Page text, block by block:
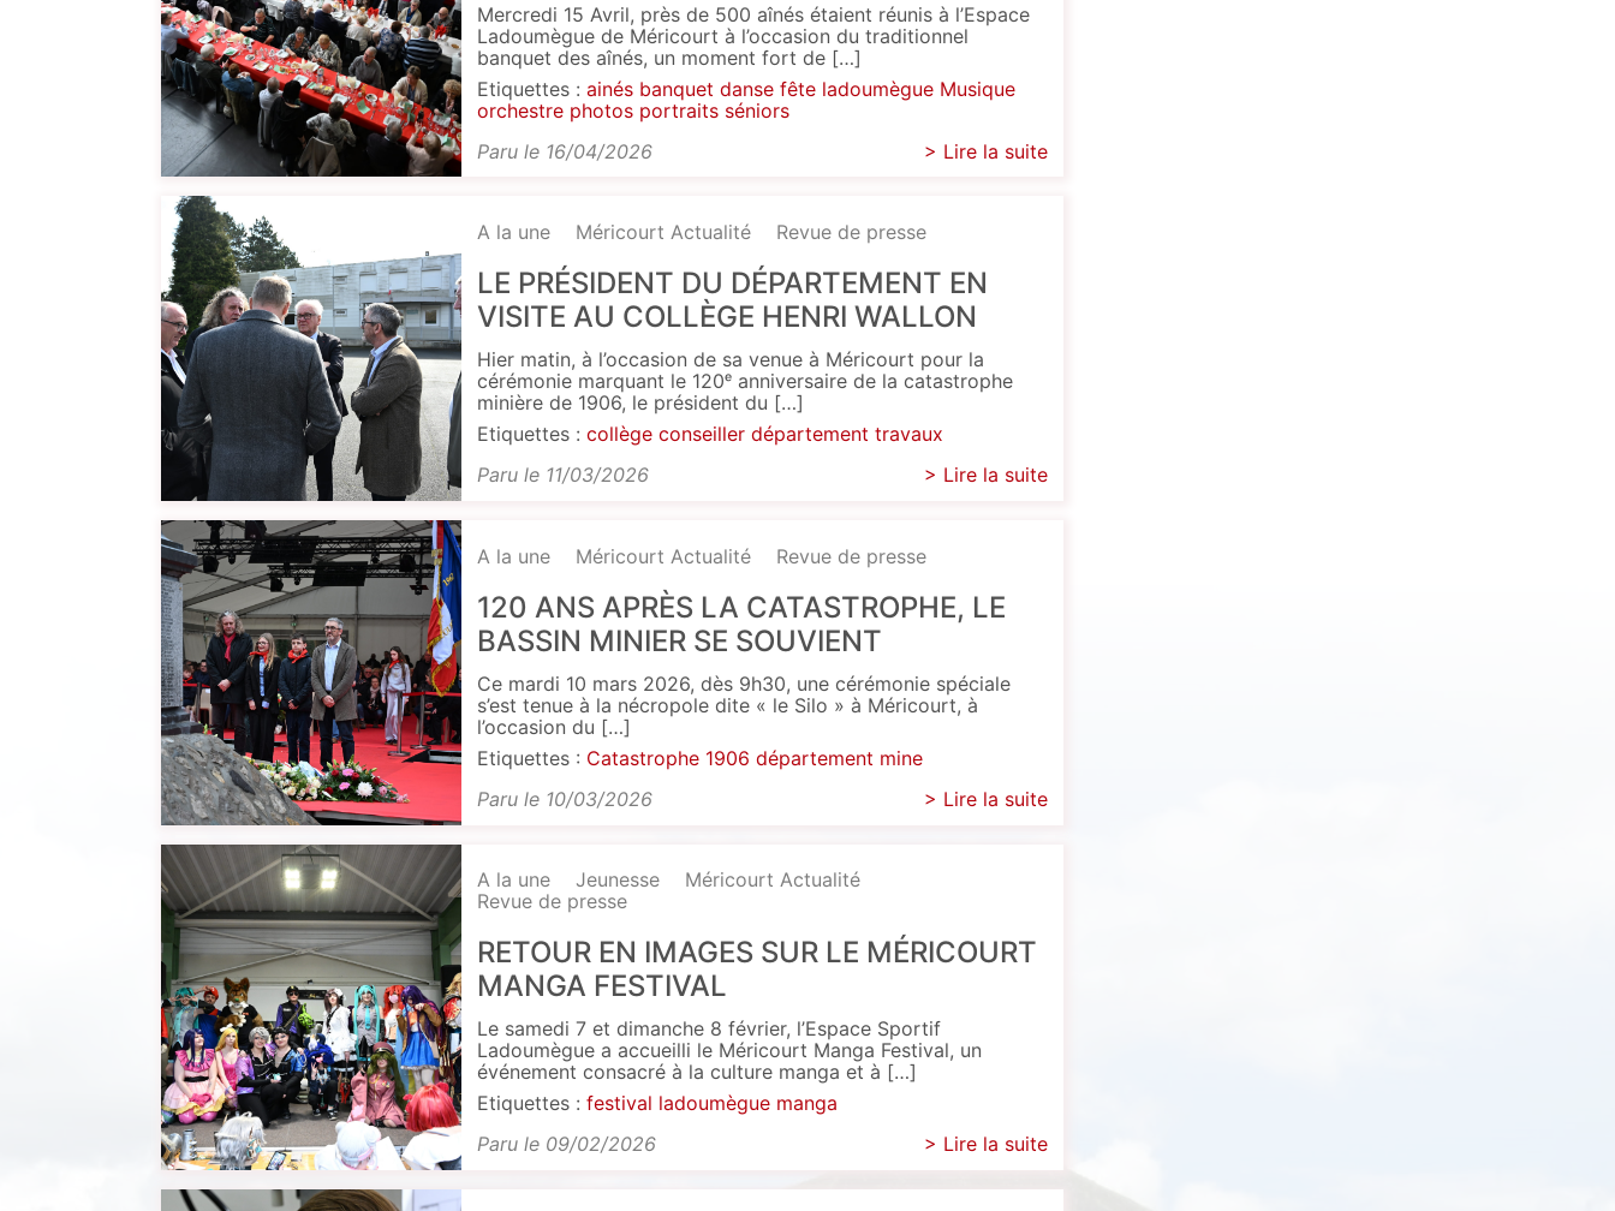
Mercredi 15 Avril, près de 500 aînés étaient réunis à l’Espace
Ladoumègue de Méricourt à l’occasion du traditionnel
banquet des aînés, un moment fort de […]
Etiquettes :ainés banquet danse fête ladoumègue Musique
orchestre photos portraits séniors
Paru le 16/04/2026
> Lire la suite
A la une Méricourt Actualité Revue de presse
LE PRÉSIDENT DU DÉPARTEMENT EN
VISITE AU COLLÈGE HENRI WALLON
Hier matin, à l’occasion de sa venue à Méricourt pour la
cérémonie marquant le 120ᵉ anniversaire de la catastrophe
minière de 1906, le président du […]
Etiquettes :collège conseiller département travaux
Paru le 11/03/2026
> Lire la suite
A la une Méricourt Actualité Revue de presse
120 ANS APRÈS LA CATASTROPHE, LE
BASSIN MINIER SE SOUVIENT
Ce mardi 10 mars 2026, dès 9h30, une cérémonie spéciale
s’est tenue à la nécropole dite « le Silo » à Méricourt, à
l’occasion du […]
Etiquettes : Catastrophe 1906 département mine
Paru le 10/03/2026
> Lire la suite
A la une Jeunesse
Méricourt Actualité
Revue de presse
RETOUR EN IMAGES SUR LE MÉRICOURT
MANGA FESTIVAL
Le samedi 7 et dimanche 8 février, l’Espace Sportif
Ladoumègue a accueilli le Méricourt Manga Festival, un
événement consacré à la culture manga et à […]
Etiquettes :festival ladoumègue manga
Paru le 09/02/2026
> Lire la suite